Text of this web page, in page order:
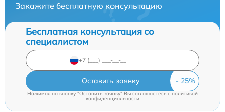
Закажите бесплатную консультацию
Бесплатная консультация со
специалистом
Оставить заявку
Нажимая на кнопку "Оставить заявку" Вы соглашаетесь cполитикой
конфиденциальности